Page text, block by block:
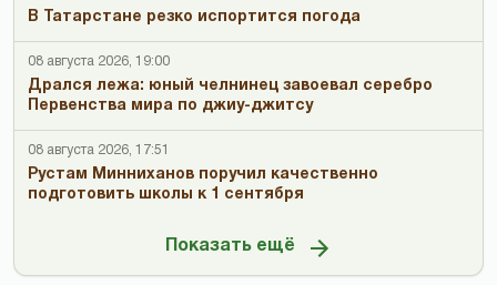
В Татарстане резко испортится погода
08 августа 2026, 19:00
Дрался лежа: юный челнинец завоевал серебро
Первенства мира по джиу-джитсу
08 августа 2026, 17:51
Рустам Минниханов поручил качественно
подготовить школы к 1 сентября
Показать ещё